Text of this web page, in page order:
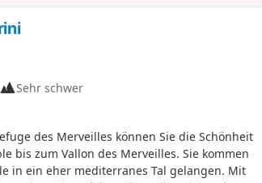
Sehr schwer
des Merveilles können Sie die Schönheit
bis zum Vallon des Merveilles. Sie kommen
in ein eher mediterranes Tal gelangen. Mit